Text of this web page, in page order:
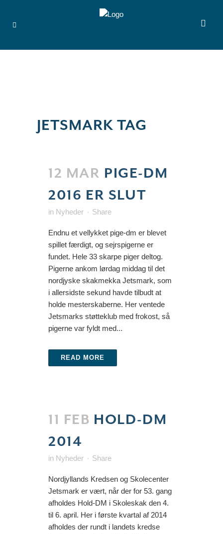
JETSMARK TAG
12 MAR PIGE-DM
2016 ER SLUT
in Nyheder Share
Endnu et vellykket pige-dm er blevet
spillet færdigt, og sejrspigerne er
fundet. Hele 33 skarpe piger deltog.
Pigerne ankom lørdag middag til det
nordjyske skakmekka Jetsmark, som
i allersidste sekund havde tilbudt at
holde mesterskaberne. Her ventede
Jetsmarks støtteklub med frokost, så
pigerne var fyldt med...
READ MORE
11 FEB HOLD-DM
2014
in Nyheder Share
Nordjyllands Kredsen og Skolecenter
Jetsmark er vært, når der for 53. gang
afholdes Hold-DM i Skoleskak den 4.
til 6. april. Her i første kvartal af 2014
afholdes der rundt i landets kredse